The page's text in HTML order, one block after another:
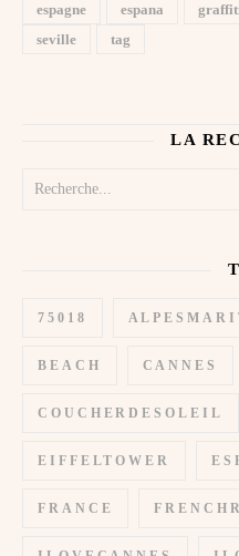
espagne espana
seville
tag
LA
75018
BEACH CANNES
COUCHERDESOLEIL
EIFFELTOWER
FRANCE